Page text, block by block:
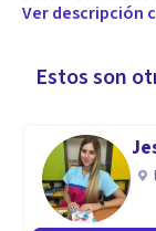
problemas y
Aptitudes
Psicoanalista en
Ver descripción
Estos son